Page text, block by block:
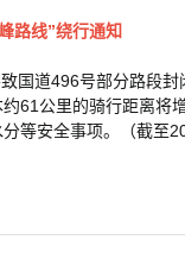
路线”绕行通知
国道496号部分路段封
61公里的骑行距离将
等安全事项。（截至